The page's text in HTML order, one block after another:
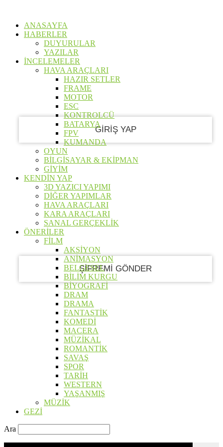
ANASAYFA
HABERLER
DUYURULAR
YAZILAR
İNCELEMELER
HAVA ARAÇLARI
HAZIR SETLER
FRAME
MOTOR
ESC
KONTROLCÜ
BATARYA
FPV
KUMANDA
OYUN
BİLGİSAYAR & EKİPMAN
GİYİM
KENDİN YAP
3D YAZICI YAPIMI
DİĞER YAPIMLAR
HAVA ARAÇLARI
KARA ARAÇLARI
SANAL GERÇEKLİK
ÖNERİLER
FİLM
AKSİYON
ANİMASYON
BELGESEL
BİLİM KURGU
BİYOGRAFİ
DRAM
DRAMA
FANTASTİK
KOMEDİ
MACERA
MÜZİKAL
ROMANTİK
SAVAŞ
SPOR
TARİH
WESTERN
YAŞANMIŞ
MÜZİK
GEZİ
Hesabınıza giriş yapın
Şifreni mi unuttun?
Şifrenizi Kurtarın
Ara